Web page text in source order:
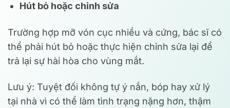
Hút bỏ hoặc chỉnh sửa
Trường hợp mỡ vón cục nhiều và cứng, bác sĩ có
thể phải hút bỏ hoặc thực hiện chỉnh sửa lại để
trả lại sự hài hòa cho vùng mắt.
Lưu ý: Tuyệt đối không tự ý nắn, bóp hay xử lý
tại nhà vì có thể làm tình trạng nặng hơn, thậm